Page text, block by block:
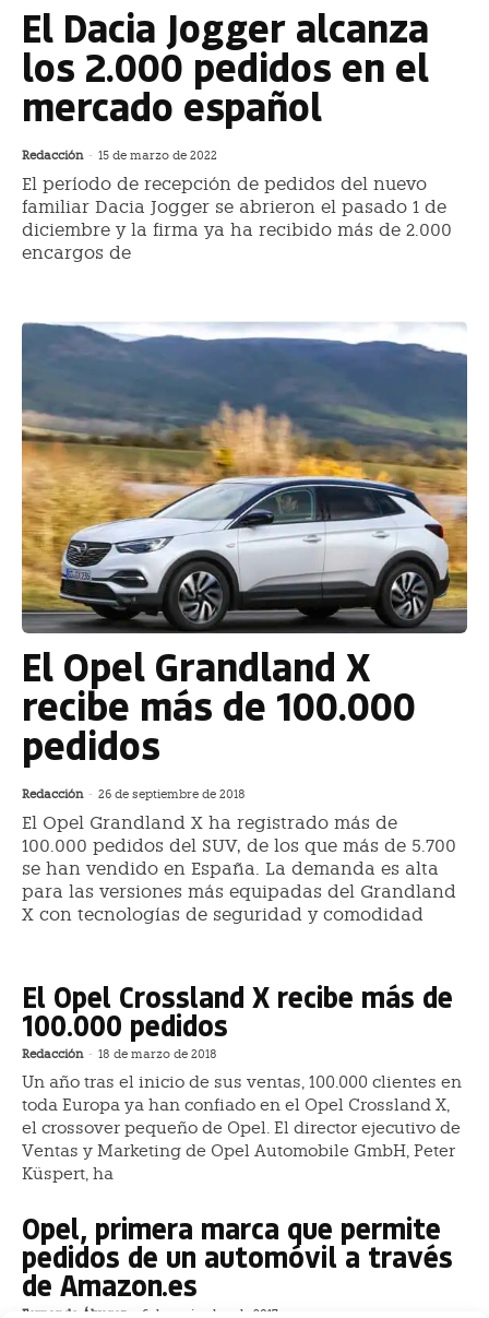
El Dacia Jogger alcanza
los 2.000 pedidos en el
mercado español
Redacción - 15 de marzo de 2022
El período de recepción de pedidos del nuevo
familiar Dacia Jogger se abrieron el pasado 1 de
diciembre y la firma ya ha recibido más de 2.000
encargos de
El Opel Grandland X
recibe más de 100.000
pedidos
Redacción - 26 de septiembre de 2018
El Opel Grandland X ha registrado más de
100.000 pedidos del SUV, de los que más de 5.700
se han vendido en España. La demanda es alta
para las versiones más equipadas del Grandland
X con tecnologías de seguridad y comodidad
El Opel Crossland X recibe más de
100.000 pedidos
Redacción - 18 de marzo de 2018
Un año tras el inicio de sus ventas, 100.000 clientes en
toda Europa ya han confiado en el Opel Crossland X,
el crossover pequeño de Opel. El director ejecutivo de
Ventas y Marketing de Opel Automobile GmbH, Peter
Küspert, ha
Opel, primera marca que permite
pedidos de un automóvil a través
de Amazon.es
Fernando Álvarez 6 de noviembre de 2017